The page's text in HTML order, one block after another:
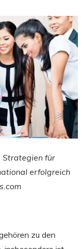
Strategien für
erfolgreich
zu den